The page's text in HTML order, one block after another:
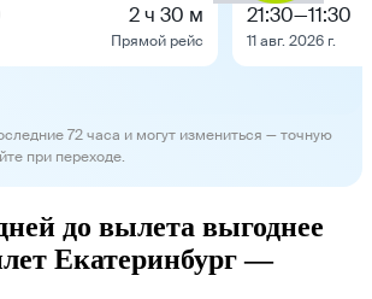
2 ч 30 м
Прямой рейс
21:30—11:30
11 авг. 2026 г.
72 часа и могут измениться — точную
при переходе.
до вылета выгоднее
Екатеринбург —